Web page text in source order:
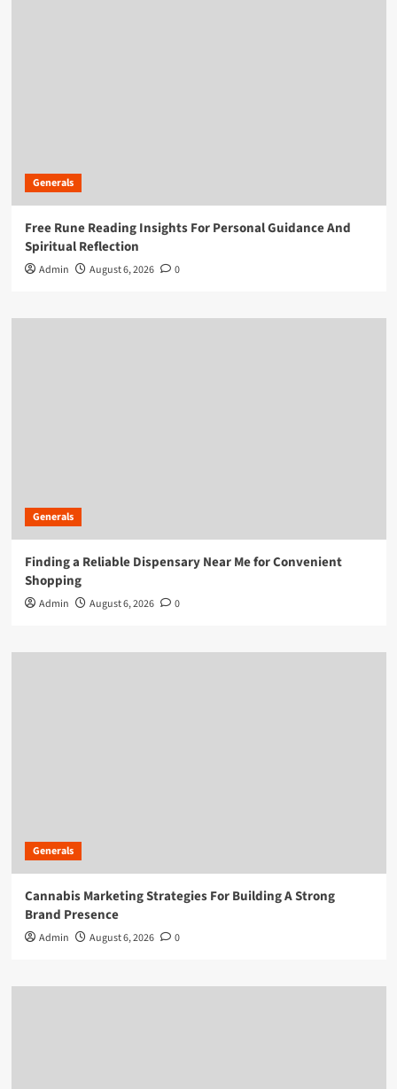
Generals
Free Rune Reading Insights For Personal Guidance And
Spiritual Reflection
Admin August 6, 2026 0
Generals
Finding a Reliable Dispensary Near Me for Convenient
Shopping
Admin August 6, 2026 0
Generals
Cannabis Marketing Strategies For Building A Strong
Brand Presence
Admin August 6, 2026 0